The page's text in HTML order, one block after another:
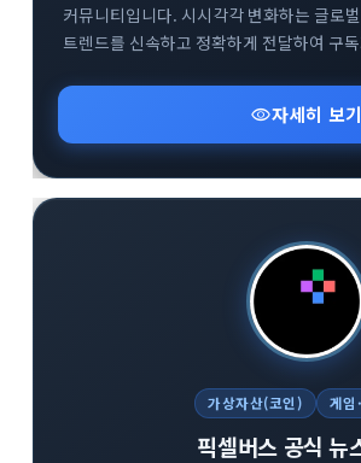
커뮤니티입니다. 시시각각 변화하는 글로
트렌드를 신속하고 정확하게 전달하여 구
기반으로 유익한 정보를 나누며 함께 성장
다방면의 깊이 있는 트렌드 분석을 통해
하는 분들에게 최적의 공간입니다.
visibility자세히 보기
가상자산(코인) 게임
픽셀버스 공식 뉴